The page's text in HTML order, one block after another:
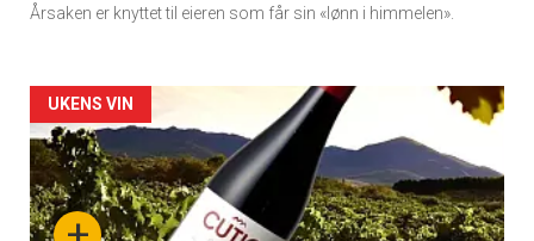
Årsaken er knyttet til eieren som får sin «lønn i himmelen».
Forsiden
akkurat
nå
UKENS VIN